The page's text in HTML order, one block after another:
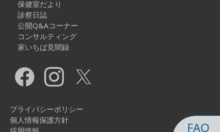
FAQ
保健室だより
診察日誌
公開Q&Aコーナー
コンサルティング
家いちば見聞録
プライバシーポリシー
個人情報保護方針